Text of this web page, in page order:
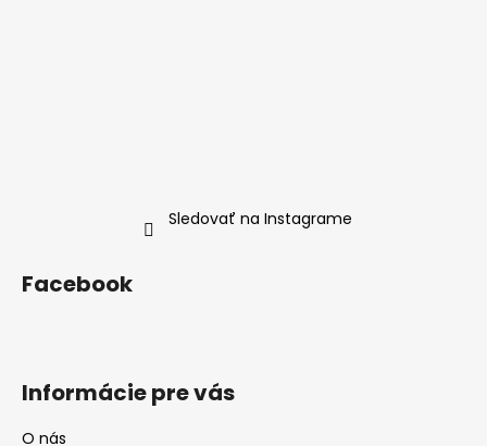
Sledovať na Instagrame
Facebook
Informácie pre vás
O nás